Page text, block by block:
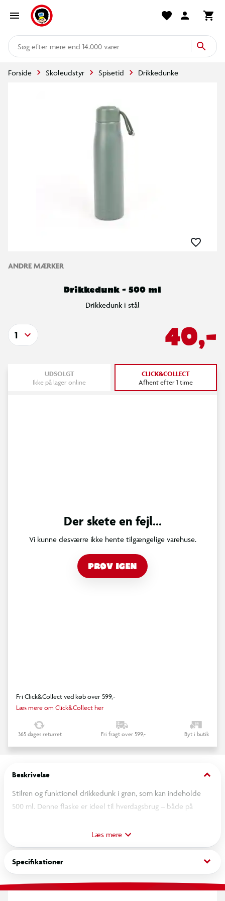
mere end 14.000 varer
Forside Skoleudstyr Spisetid Drikkedunke
ANDRE MÆRKER
Drikkedunk - 500 ml
Drikkedunk i stål
40,-
1
UDSOLGT
Ikke på lager online
CLICK&COLLECT
Afhent efter 1 time
Der skete en fejl...
Vi kunne desværre ikke hente tilgængelige varehuse.
PRØV IGEN
Fri Click&Collect ved køb over 599,-
Læs mere om Click&Collect her
365 dages returret Fri fragt over 599,- Byt i butik
Beskrivelse keyboard_arrow_down
Stilren og funktionel drikkedunk i grøn, som kan indeholde
500 ml. Denne flaske er ideel til hverdagsbrug – både på
Læs mere
Specifikationer keyboard_arrow_down